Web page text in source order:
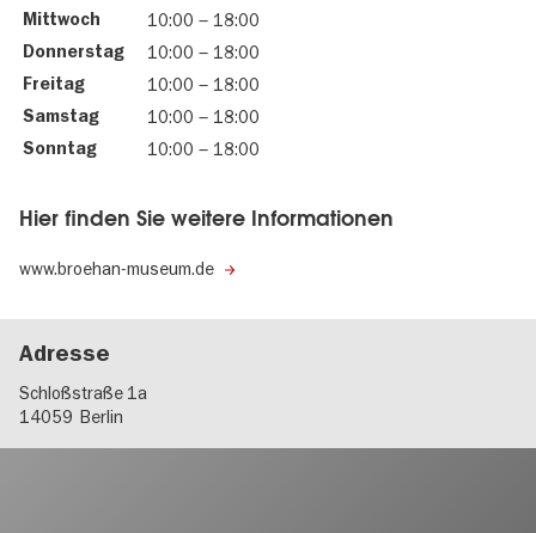
Mittwoch 10:00 – 18:00
Donnerstag 10:00 – 18:00
Freitag 10:00 – 18:00
Samstag 10:00 – 18:00
Sonntag 10:00 – 18:00
Hier finden Sie weitere Informationen
www.broehan-museum.de
Adresse
Schloßstraße 1a
14059 Berlin